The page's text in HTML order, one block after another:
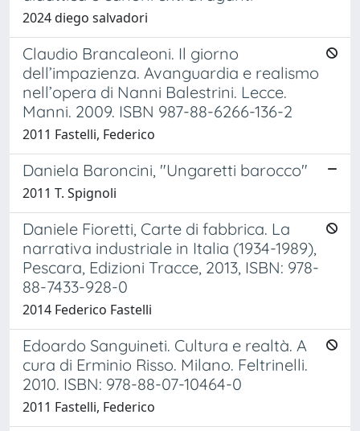
2024 diego salvadori
Claudio Brancaleoni. Il giorno
dell’impazienza. Avanguardia e realismo
nell’opera di Nanni Balestrini. Lecce.
Manni. 2009. ISBN 987-88-6266-136-2
2011 Fastelli, Federico
Daniela Baroncini, "Ungaretti barocco"
2011 T. Spignoli
Daniele Fioretti, Carte di fabbrica. La
narrativa industriale in Italia (1934-1989),
Pescara, Edizioni Tracce, 2013, ISBN: 978-
88-7433-928-0
2014 Federico Fastelli
Edoardo Sanguineti. Cultura e realtà. A
cura di Erminio Risso. Milano. Feltrinelli.
2010. ISBN: 978-88-07-10464-0
2011 Fastelli, Federico